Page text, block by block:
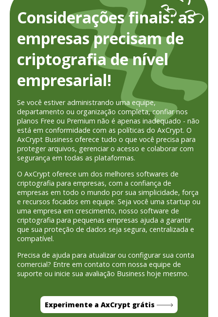
Considerações finais: as
empresas precisam de
criptografia de nível
empresarial!
Se você estiver administrando uma equipe,
departamento ou organização completa, confiar nos
planos Free ou Premium não é apenas inadequado - não
está em conformidade com as políticas do AxCrypt. O
AxCrypt Business oferece tudo o que você precisa para
proteger arquivos, gerenciar o acesso e colaborar com
segurança em todas as plataformas.
O AxCrypt oferece um dos melhores softwares de
criptografia para empresas, com a confiança de
empresas em todo o mundo por sua simplicidade, força
e recursos focados em equipe. Seja você uma startup ou
uma empresa em crescimento, nosso software de
criptografia para pequenas empresas ajuda a garantir
que sua proteção de dados seja segura, centralizada e
compatível.
Precisa de ajuda para atualizar ou configurar sua conta
comercial? Entre em contato com nossa equipe de
suporte ou inicie sua avaliação Business hoje mesmo.
Experimente a AxCrypt grátis